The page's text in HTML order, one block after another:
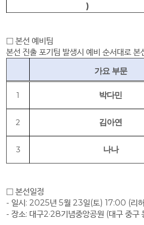
)
□ 본선 예비팀
본선 진출 포기팀 발생시 예비 순서대로 본
가요 부문
1 박다민
2 김아연
3 나나
□ 본선일정
- 일시: 2025년 5월 23일(토) 17:00 (리
- 장소: 대구2·28기념중앙공원 (대구 중구